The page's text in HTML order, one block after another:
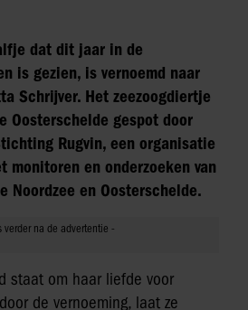
dat dit jaar in de
is gezien, is vernoemd naar
Schrijver. Het zeezoogdiertje
Oosterschelde gespot door
Rugvin, een organisatie
en onderzoeken van
Noordzee en Oosterschelde.
staat om haar liefde voor
de vernoeming, laat ze